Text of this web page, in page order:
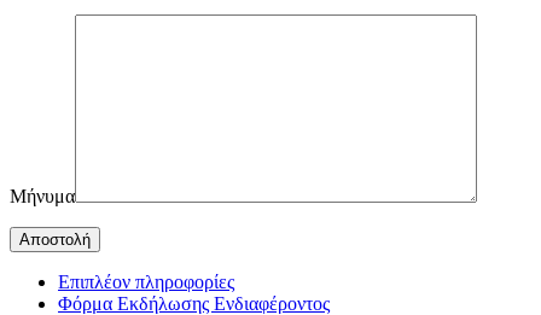
Μήνυμα
Επιπλέον πληροφορίες
Φόρμα Εκδήλωσης Ενδιαφέροντος